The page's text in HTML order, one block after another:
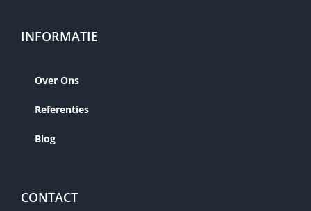
INFORMATIE
Over Ons
Referenties
Blog
CONTACT